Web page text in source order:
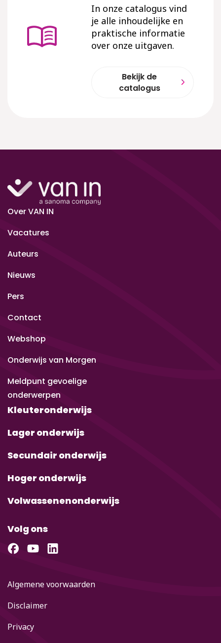
In onze catalogus vind
je alle inhoudelijke en
praktische informatie
over onze uitgaven.
Bekijk de
catalogus
Over VAN IN
Vacatures
Auteurs
Nieuws
Pers
Contact
Webshop
Onderwijs van Morgen
Meldpunt gevoelige
onderwerpen
Kleuteronderwijs
Lager onderwijs
Secundair onderwijs
Hoger onderwijs
Volwassenenonderwijs
Volg ons
Algemene voorwaarden
Disclaimer
Privacy